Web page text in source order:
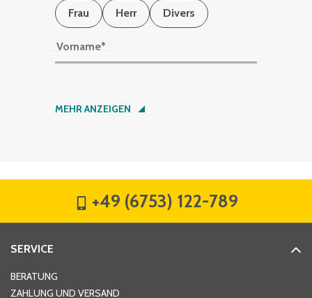
Frau
Herr Divers
Vorname*
Nachname*
Hausnummer
MEHR ANZEIGEN
+49 (6753) 122-789
SERVICE
BERATUNG
ZAHLUNG UND VERSAND